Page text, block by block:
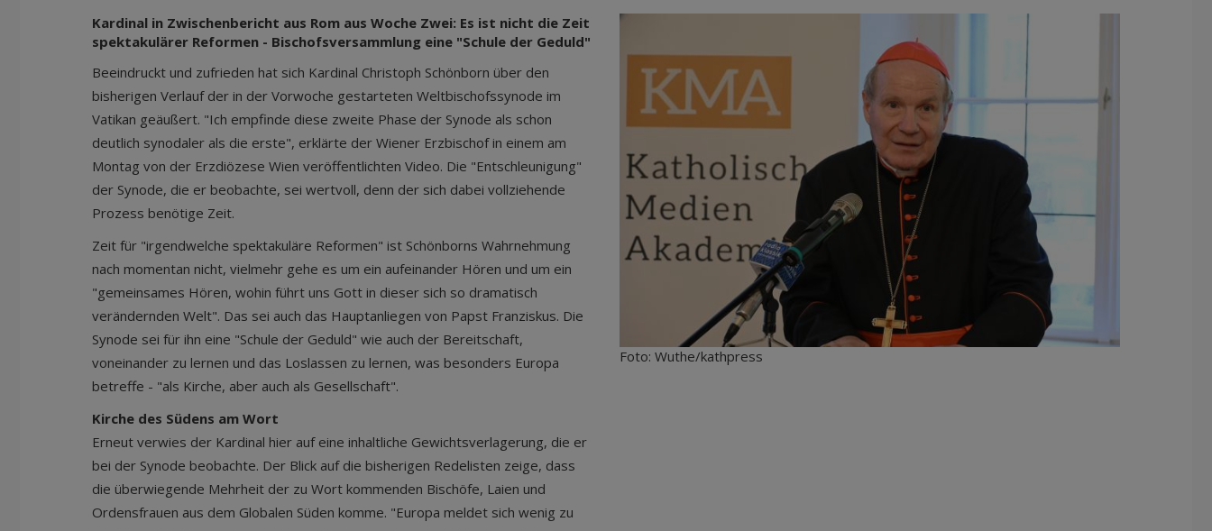
Kardinal in Zwischenbericht aus Rom aus Woche Zwei: Es ist nicht die Zeit
spektakulärer Reformen - Bischofsversammlung eine "Schule der Geduld"
Beeindruckt und zufrieden hat sich Kardinal Christoph Schönborn über den
bisherigen Verlauf der in der Vorwoche gestarteten Weltbischofssynode im
Vatikan geäußert. "Ich empfinde diese zweite Phase der Synode als schon
deutlich synodaler als die erste", erklärte der Wiener Erzbischof in einem am
Montag von der Erzdiözese Wien veröffentlichten Video. Die "Entschleunigung"
der Synode, die er beobachte, sei wertvoll, denn der sich dabei vollziehende
Prozess benötige Zeit.
Zeit für "irgendwelche spektakuläre Reformen" ist Schönborns Wahrnehmung
nach momentan nicht, vielmehr gehe es um ein aufeinander Hören und um ein
"gemeinsames Hören, wohin führt uns Gott in dieser sich so dramatisch
verändernden Welt". Das sei auch das Hauptanliegen von Papst Franziskus. Die
Synode sei für ihn eine "Schule der Geduld" wie auch der Bereitschaft,
voneinander zu lernen und das Loslassen zu lernen, was besonders Europa
betreffe - "als Kirche, aber auch als Gesellschaft".
Kirche des Südens am Wort
Erneut verwies der Kardinal hier auf eine inhaltliche Gewichtsverlagerung, die er
bei der Synode beobachte. Der Blick auf die bisherigen Redelisten zeige, dass
die überwiegende Mehrheit der zu Wort kommenden Bischöfe, Laien und
Ordensfrauen aus dem Globalen Süden komme. "Europa meldet sich wenig zu
Foto: Wuthe/kathpress